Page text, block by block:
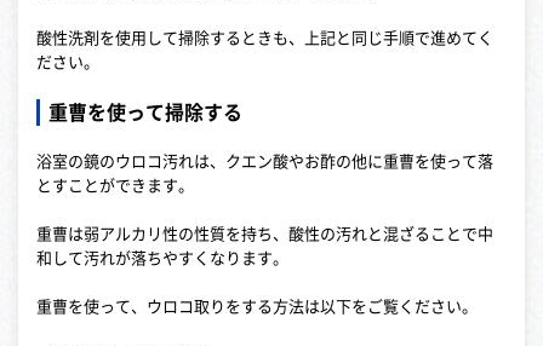
酸性洗剤を使用して掃除するときも、上記と同じ手順で進めてく
ださい。
重曹を使って掃除する
浴室の鏡のウロコ汚れは、クエン酸やお酢の他に重曹を使って落
とすことができます。
重曹は弱アルカリ性の性質を持ち、酸性の汚れと混ざることで中
和して汚れが落ちやすくなります。
重曹を使って、ウロコ取りをする方法は以下をご覧ください。